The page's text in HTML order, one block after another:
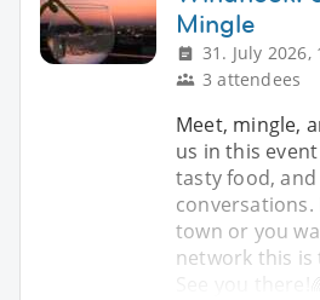
Mingle
31. July 2026,
3 attendees
Meet, mingle,
us in this
tasty food,
town or you
network this is
See you